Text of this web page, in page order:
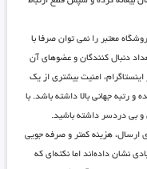
معتبر را نمی توان صرفا با
دنبال کنندگان و عضوهای آن
امنیت بیشتری از یک
و رتبه جهانی بالا داشته باشد. با
و بی دردسر داشته باشید.
ارسال، هزینه کمتر و صرفه جویی
نشان داده‌اند اما نکته‌ای که